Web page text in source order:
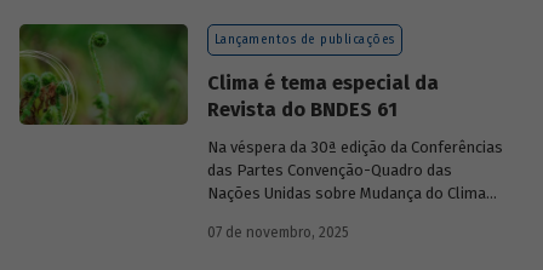
Lançamentos de publicações
Clima é tema especial da
Revista do BNDES 61
Na véspera da 30ª edição da Conferências
das Partes Convenção-Quadro das
Nações Unidas sobre Mudança do Clima
edição 61 da Revista do BNDES.
07 de novembro, 2025